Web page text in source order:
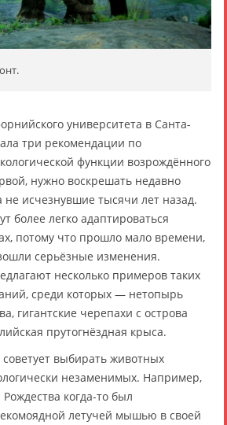
университета в Санта-
три рекомендации по
функции возрождённого
нужно воскрешать недавно
исчезнувшие тысячи лет назад.
более легко адаптироваться
потому что прошло мало времени,
серьёзные изменения.
несколько примеров таких
среди которых — нетопырь
гигантские черепахи с острова
прутогнёздная крыса.
выбирать животных
незаменимых. Например,
когда-то был
летучей мышью в своей